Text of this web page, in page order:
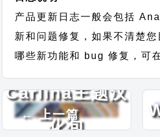
产品更新日志一般会包括
新和问题修复，如果不清楚
哪些新功能和 bug 修复，可
← 上一篇
Carlina主题汉
化包